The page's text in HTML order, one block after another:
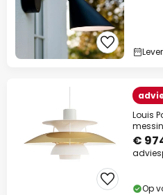
Louis
€
Op